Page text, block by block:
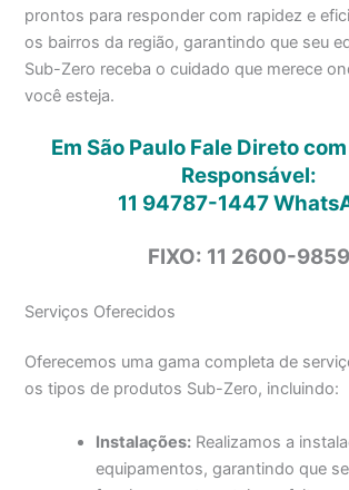
prontos para responder com rapidez e
os bairros da região, garantindo que seu
Sub-Zero receba o cuidado que merece
você esteja.
Em São Paulo Fale Direto
Responsável:
11 94787-1447
FIXO: 11 2600-9859
Serviços Oferecidos
Oferecemos uma gama completa de
os tipos de produtos Sub-Zero, incluindo:
Instalações: Realizamos a
equipamentos, garantindo que